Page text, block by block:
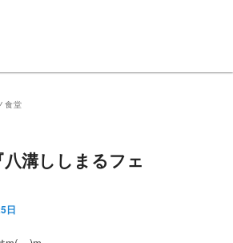
食堂
八溝ししまるフェ
日